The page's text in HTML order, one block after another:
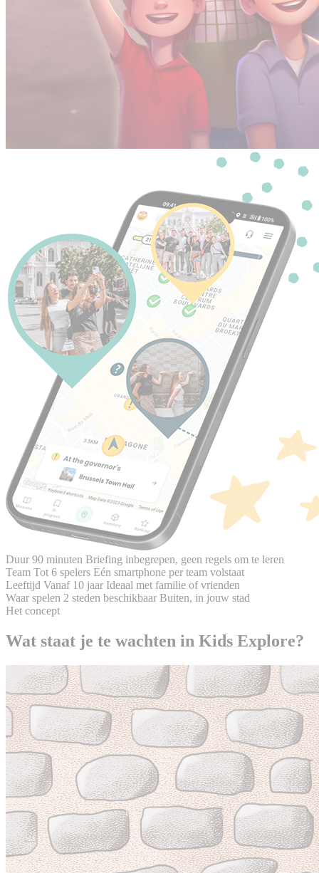
Duur 90 minuten Briefing inbegrepen, geen regels om te leren
Team Tot 6 spelers Eén smartphone per team volstaat
Leeftijd Vanaf 10 jaar Ideaal met familie of vrienden
Waar spelen 2 steden beschikbaar Buiten, in jouw stad
Het concept
Wat staat je te wachten in Kids Explore?